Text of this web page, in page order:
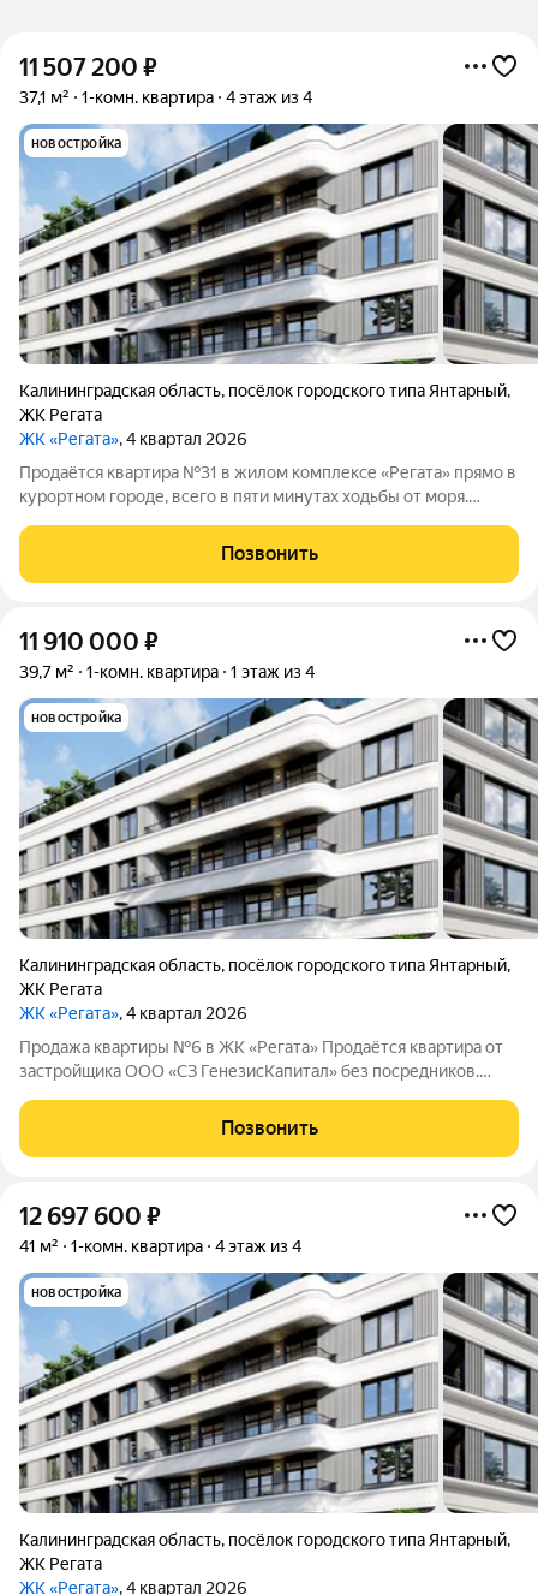
11 507 200 ₽
37,1 м² 1-комн. квартира 4 этаж из 4
новостройка
Калининградская область, посёлок городского типа Янтарный,
ЖК Регата
ЖК «Регата», 4 квартал 2026
Продаётся квартира №31 в жилом комплексе «Регата» прямо в
курортном городе, всего в пяти минутах ходьбы от моря.
«СЗ ГенезисКапитал», без привлечения посредников. Жилой
комплекс «Регата»
Позвонить
11 910 000 ₽
39,7 м² 1-комн. квартира 1 этаж из 4
новостройка
Калининградская область, посёлок городского типа Янтарный,
ЖК Регата
ЖК «Регата», 4 квартал 2026
Продажа квартиры №6 в ЖК «Регата» Продаётся квартира от
застройщика ООО «СЗ ГенезисКапитал» без посредников.
комфорткласса на 37квартир в курортном городе. Здание
расположено всего в 300метрах от
Позвонить
12 697 600 ₽
41 м² 1-комн. квартира 4 этаж из 4
новостройка
Калининградская область, посёлок городского типа Янтарный,
ЖК Регата
ЖК «Регата», 4 квартал 2026